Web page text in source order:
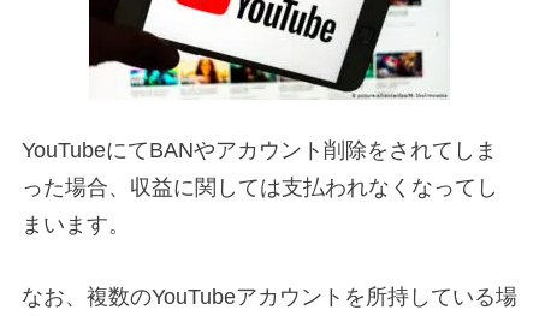
YouTubeにてBANやアカウント削除をされてしま
った場合、収益に関しては支払われなくなってし
まいます。
なお、複数のYouTubeアカウントを所持している場